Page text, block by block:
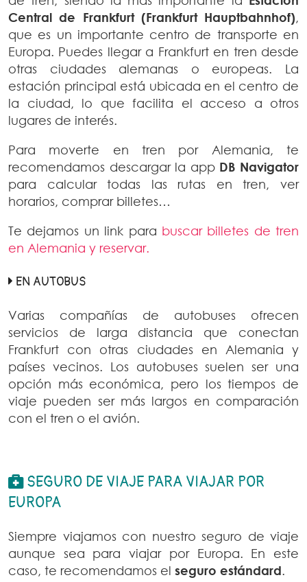
Central de Frankfurt (Frankfurt Hauptbahnhof),
que es un importante centro de transporte en
Europa. Puedes llegar a Frankfurt en tren desde
otras ciudades alemanas o europeas. La
estación principal está ubicada en el centro de
la ciudad, lo que facilita el acceso a otros
lugares de interés.
Para moverte en tren por Alemania, te
recomendamos descargar la app DB Navigator
para calcular todas las rutas en tren, ver
horarios, comprar billetes…
Te dejamos un link para buscar billetes de tren
en Alemania y reservar.
EN AUTOBUS
Varias compañías de autobuses ofrecen
servicios de larga distancia que conectan
Frankfurt con otras ciudades en Alemania y
países vecinos. Los autobuses suelen ser una
opción más económica, pero los tiempos de
viaje pueden ser más largos en comparación
con el tren o el avión.
SEGURO DE VIAJE PARA VIAJAR POR
EUROPA
Siempre viajamos con nuestro seguro de viaje
aunque sea para viajar por Europa. En este
caso, te recomendamos el seguro estándard.